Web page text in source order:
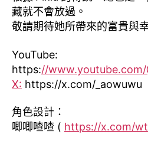
藏就不會放過。
敬請期待她所帶來的富貴與
YouTube:
https://www.youtube.com/
X: https://x.com/_aowuwu
角色設計：
唧唧喳喳 ( https://x.com/